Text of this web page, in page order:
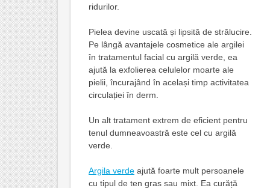
ridurilor.
Pielea devine uscată și lipsită de strălucire.
Pe lângă avantajele cosmetice ale argilei
în tratamentul facial cu argilă verde, ea
ajută la exfolierea celulelor moarte ale
pielii, încurajând în același timp activitatea
circulației în derm.
Un alt tratament extrem de eficient pentru
tenul dumneavoastră este cel cu argilă
verde.
Argila verdeajută foarte mult persoanele
cu tipul de ten gras sau mixt. Ea curăță